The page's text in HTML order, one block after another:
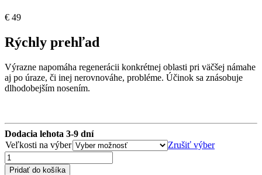
€ 49
Rýchly prehľad
Výrazne napomáha regenerácii konkrétnej oblasti pri väčšej námahe
aj po úraze, či inej nerovnováhe, probléme. Účinok sa znásobuje
dlhodobejším nosením.
Dodacia lehota 3-9 dní
Veľkosti na výber
Zrušiť výber
Pridať do košíka